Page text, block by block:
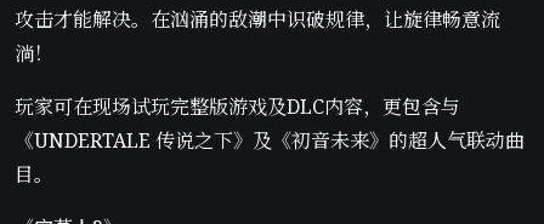
攻击才能解决。在汹涌的敌潮中识破规律，让旋律畅意流
淌！
玩家可在现场试玩完整版游戏及DLC内容，更包含与
《UNDERTALE 传说之下》及《初音未来》的超人气联动曲
目。